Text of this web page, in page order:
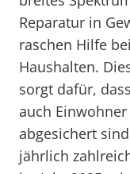
Reparatur in
raschen Hilfe
Haushalten.
sorgt dafür,
auch
abgesichert
jährlich